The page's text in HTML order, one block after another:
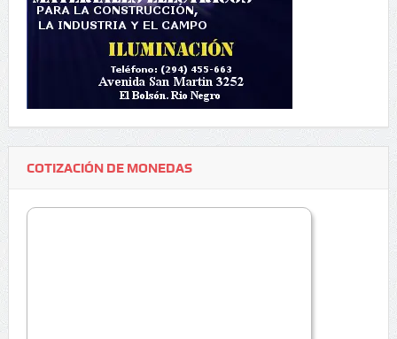
COTIZACIÓN DE MONEDAS